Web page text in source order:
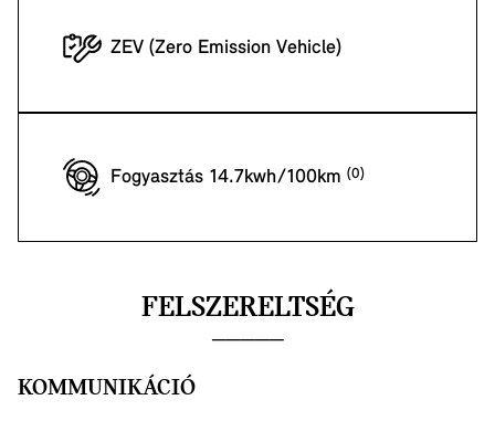
ZEV (Zero Emission Vehicle)
Fogyasztás 14.7kwh/100km
FELSZERELTSÉG
KOMMUNIKÁCIÓ